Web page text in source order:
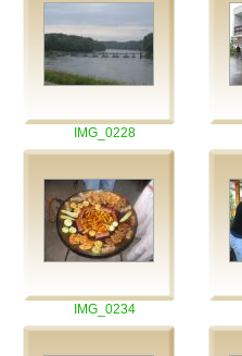
IMG_0228
IMG_0234